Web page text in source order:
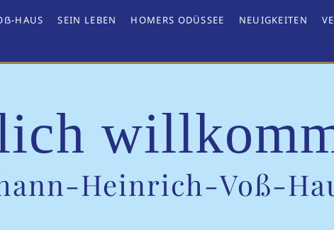
HAUS SEIN LEBEN HOMERS ODÜSSEE NEUIGKEITEN
Heinrich-Voß-